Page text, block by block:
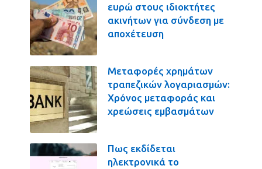
ευρώ στους ιδιοκτήτες
ακινήτων για σύνδεση με
αποχέτευση
Μεταφορές χρημάτων
τραπεζικών λογαριασμών:
Χρόνος μεταφοράς και
χρεώσεις εμβασμάτων
Πως εκδίδεται
ηλεκτρονικά το